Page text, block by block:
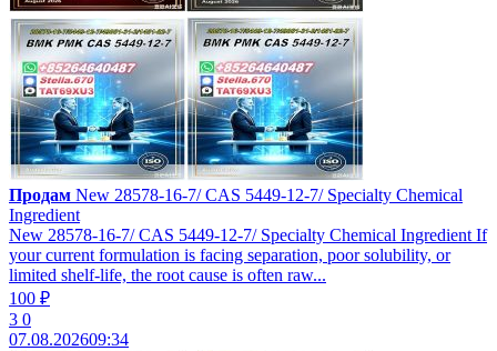
Продам New 28578-16-7/ CAS 5449-12-7/ Specialty Chemical
Ingredient
New 28578-16-7/ CAS 5449-12-7/ Specialty Chemical Ingredient If
your current formulation is facing separation, poor solubility, or
limited shelf-life, the root cause is often raw...
100 ₽
3 0
07.08.202609:34